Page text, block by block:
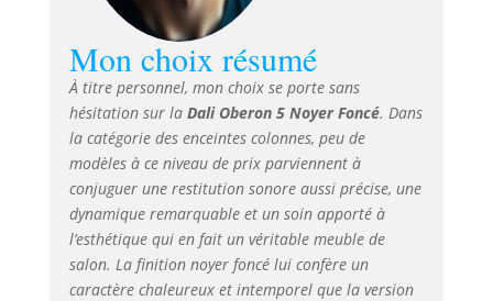
fraisés CNC
recouverts de films
vinyle de qualité
supérieure
soigneusement
sélectionnés,
créant ainsi une
base solide pour le
montage des
châssis des haut-
parleurs.
Mon choix résumé
À titre personnel, mon choix se porte sans
hésitation sur la Dali Oberon 5 Noyer Foncé. Dans
la catégorie des enceintes colonnes, peu de
modèles à ce niveau de prix parviennent à
conjuguer une restitution sonore aussi précise, une
dynamique remarquable et un soin apporté à
l’esthétique qui en fait un véritable meuble de
salon. La finition noyer foncé lui confère un
caractère chaleureux et intemporel que la version